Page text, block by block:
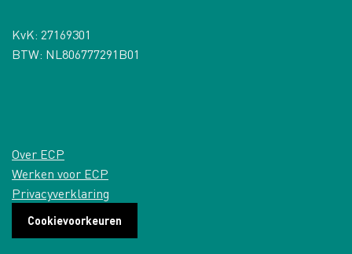
KvK: 27169301
BTW: NL806777291B01
Over ECP
Werken voor ECP
Privacyverklaring
Cookievoorkeuren